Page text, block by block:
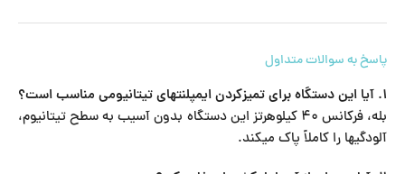
پاسخ به سوالات متداول
۱. آیا این دستگاه برای تمیزکردن ایمپلنتهای تیتانیومی مناسب است؟
بله، فرکانس ۴۰ کیلوهرتز این دستگاه بدون آسیب به سطح تیتانیوم،
آلودگیها را کاملاً پاک میکند.